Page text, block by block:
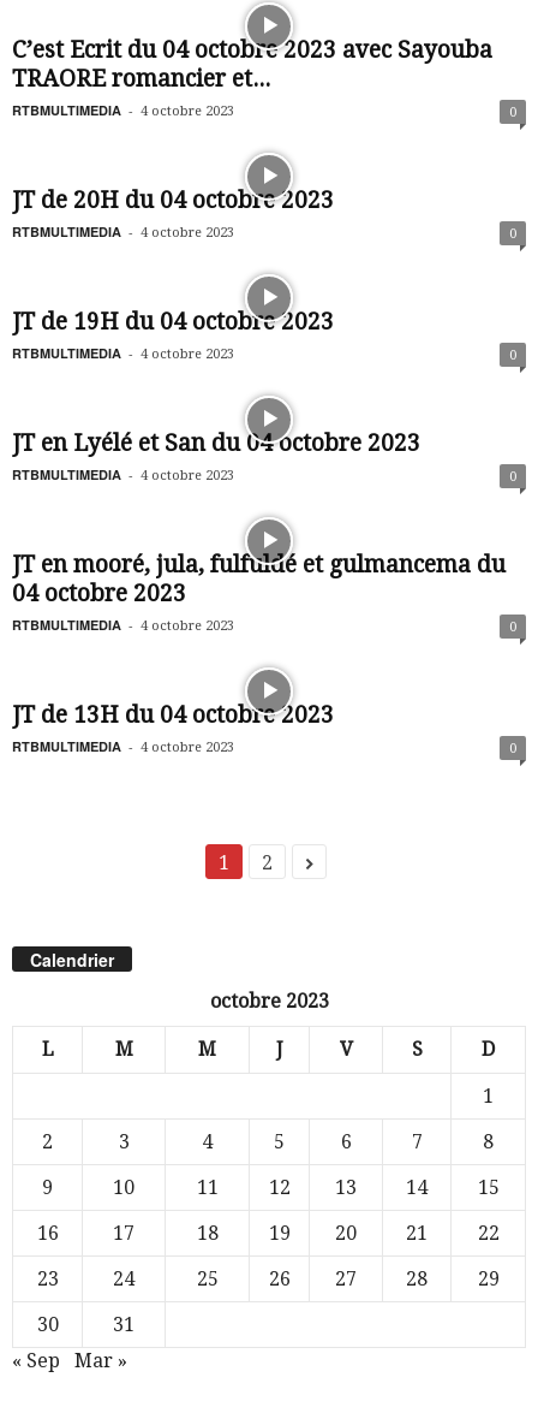
C’est Ecrit du 04 octobre 2023 avec Sayouba
TRAORE romancier et...
RTBMULTIMEDIA - 4 octobre 2023 0
JT de 20H du 04 octobre 2023
RTBMULTIMEDIA - 4 octobre 2023 0
JT de 19H du 04 octobre 2023
RTBMULTIMEDIA - 4 octobre 2023 0
JT en Lyélé et San du 04 octobre 2023
RTBMULTIMEDIA - 4 octobre 2023 0
JT en mooré, jula, fulfuldé et gulmancema du
04 octobre 2023
RTBMULTIMEDIA - 4 octobre 2023 0
JT de 13H du 04 octobre 2023
RTBMULTIMEDIA - 4 octobre 2023 0
1 2
Calendrier
octobre 2023
L M M J V S D
1
2
3 4 5 6 7
8
9
10 11 12 13 14
15
16
17 18 19 20 21
22
23
24 25 26 27 28
29
30
31
« Sep
Mar »